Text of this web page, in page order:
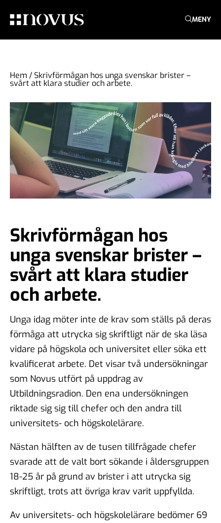
MENY
Hem / Skrivförmågan hos unga svenskar brister –
svårt att klara studier och arbete.
Skrivförmågan hos
unga svenskar brister –
svårt att klara studier
och arbete.
Unga idag möter inte de krav som ställs på deras
förmåga att utrycka sig skriftligt när de ska läsa
vidare på högskola och universitet eller söka ett
kvalificerat arbete. Det visar två undersökningar
som Novus utfört på uppdrag av
Utbildningsradion. Den ena undersökningen
riktade sig sig till chefer och den andra till
universitets- och högskolelärare.
Nästan hälften av de tusen tillfrågade chefer
svarade att de valt bort sökande i åldersgruppen
18-25 år på grund av brister i att utrycka sig
skriftligt, trots att övriga krav varit uppfyllda.
Av universitets- och högskolelärare bedömer 69